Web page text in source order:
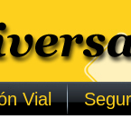
Vial